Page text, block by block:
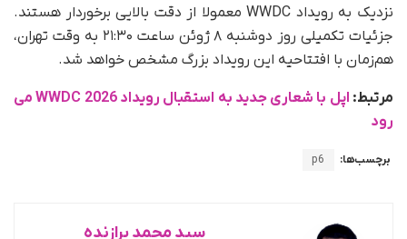
نزدیک به رویداد WWDC معمولا از دقت بالایی برخوردار هستند.
جزئیات تکمیلی روز دوشنبه ۸ ژوئن ساعت ۲۱:۳۰ به وقت تهران،
هم‌زمان با افتتاحیه این رویداد بزرگ مشخص خواهد شد.
مرتبط:
اپل با شعاری جدید به استقبال رویداد WWDC 2026 می
رود
برچسب‌ها: p6
سید محمد برازنده